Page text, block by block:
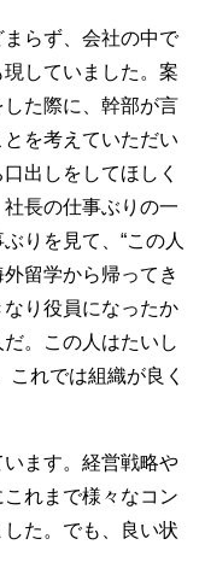
らず、会社の中で
していました。案
た際に、幹部が言
を考えていただい
出しをしてほしく
長の仕事ぶりの一
りを見て、“この人
留学から帰ってき
り役員になったか
。この人はたいし
これでは組織が良く
ます。経営戦略や
れまで様々なコン
た。でも、良い状